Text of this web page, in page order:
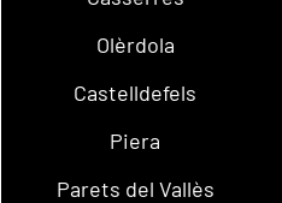
Olèrdola
Castelldefels
Piera
Parets del Vallès